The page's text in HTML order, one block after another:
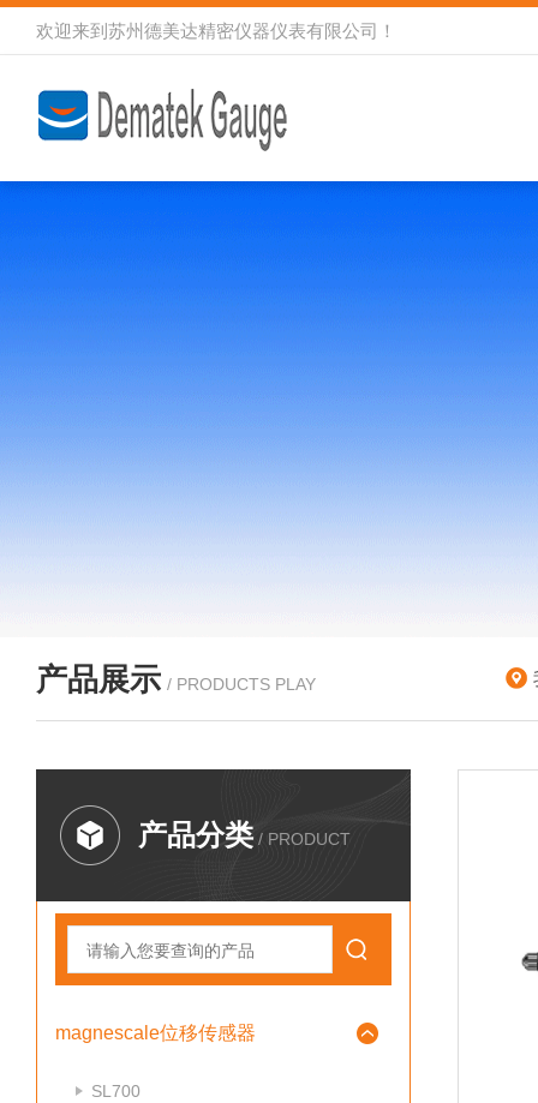
欢迎来到 苏州德美达精密仪器仪表有限公司 ！
产品展示 / PRODUCTS PLAY
产品分类 / PRODUCT
magnescale位移传感器
SL700